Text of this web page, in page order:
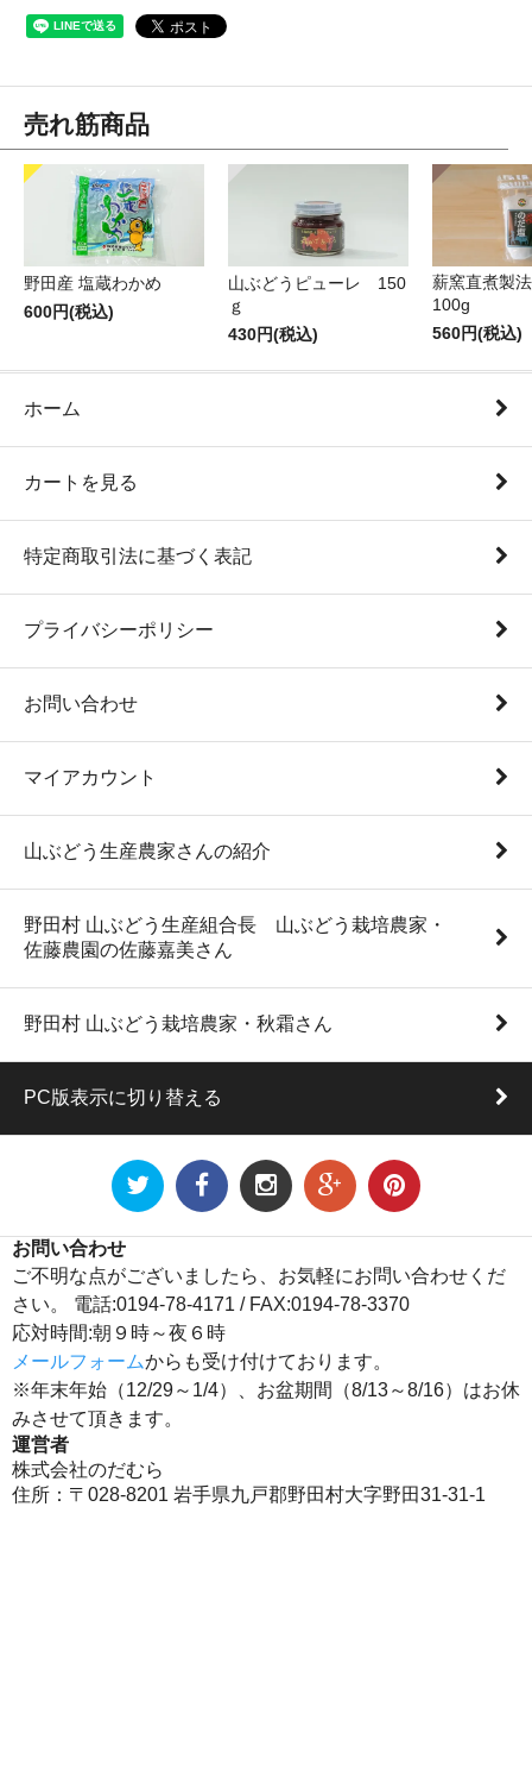
売れ筋商品
野田産 塩蔵わかめ
600円(税込)
山ぶどうピューレ 150
ｇ
430円(税込)
薪窯直煮製
100g
560円(税込)
ホーム
カートを見る
特定商取引法に基づく表記
プライバシーポリシー
お問い合わせ
マイアカウント
山ぶどう生産農家さんの紹介
野田村 山ぶどう生産組合長 山ぶどう栽培農家・
佐藤農園の佐藤嘉美さん
野田村 山ぶどう栽培農家・秋霜さん
PC版表示に切り替える
お問い合わせ
ご不明な点がございましたら、お気軽にお問い合わせくだ
さい。 電話:0194-78-4171 / FAX:0194-78-3370
応対時間:朝９時～夜６時
メールフォームからも受け付けております。
※年末年始（12/29～1/4）、お盆期間（8/13～8/16）はお休
みさせて頂きます。
運営者
株式会社のだむら
住所：〒028-8201 岩手県九戸郡野田村大字野田31-31-1